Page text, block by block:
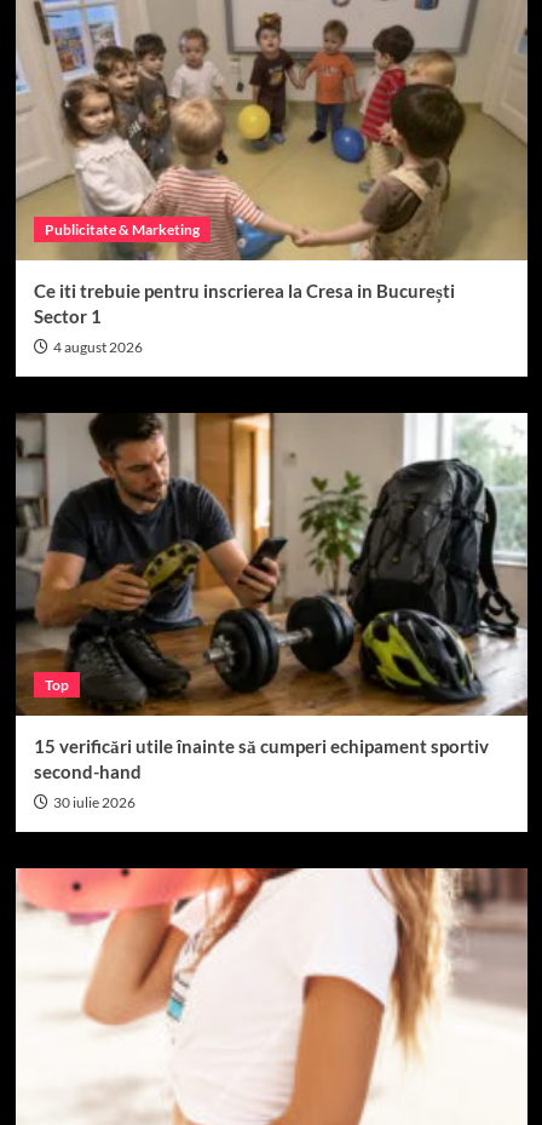
Publicitate & Marketing
Ce iti trebuie pentru inscrierea la Cresa in București
Sector 1
4 august 2026
Top
15 verificări utile înainte să cumperi echipament sportiv
second-hand
30 iulie 2026